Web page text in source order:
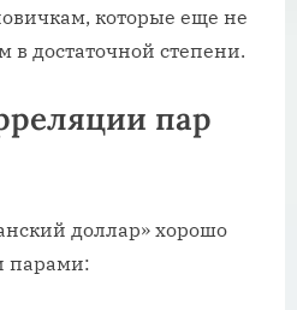
которые еще не
в достаточной степени.
пар
доллар» хорошо
парами: